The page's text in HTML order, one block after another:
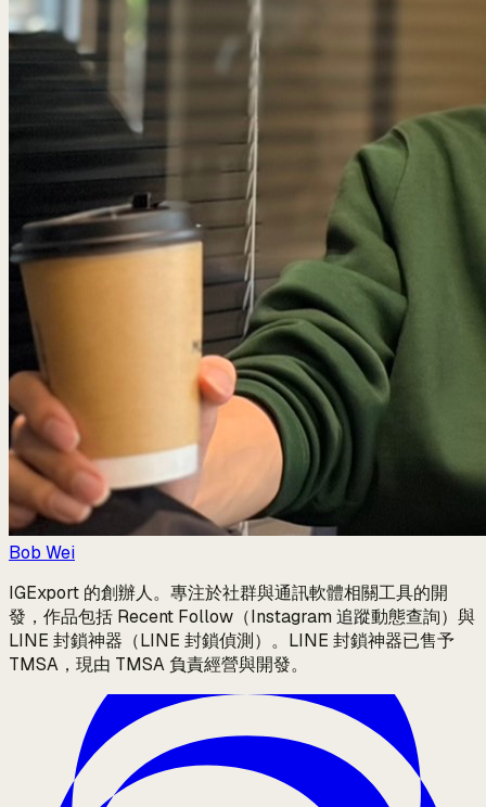
Bob Wei
IGExport 的創辦人。專注於社群與通訊軟體相關工具的開
發，作品包括 Recent Follow（Instagram 追蹤動態查詢）與
LINE 封鎖神器（LINE 封鎖偵測）。LINE 封鎖神器已售予
TMSA，現由 TMSA 負責經營與開發。